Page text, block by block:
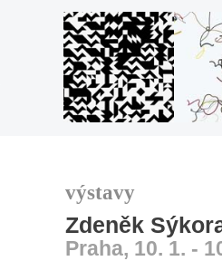
výstavy
Zdeněk
Praha, 10. 1. -